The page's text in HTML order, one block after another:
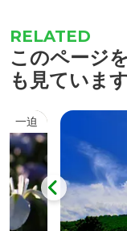
このページ
も見ていま
一迫